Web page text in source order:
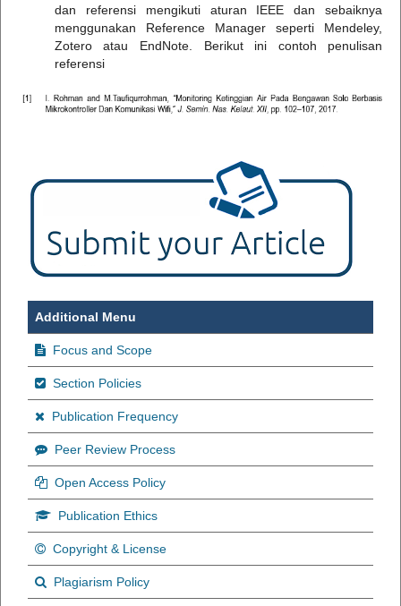
dan referensi mengikuti aturan IEEE dan sebaiknya
menggunakan Reference Manager seperti Mendeley,
Zotero atau EndNote. Berikut ini contoh penulisan
referensi
Additional Menu
Focus and Scope
Section Policies
Publication Frequency
Peer Review Process
Open Access Policy
Publication Ethics
Copyright & License
Plagiarism Policy